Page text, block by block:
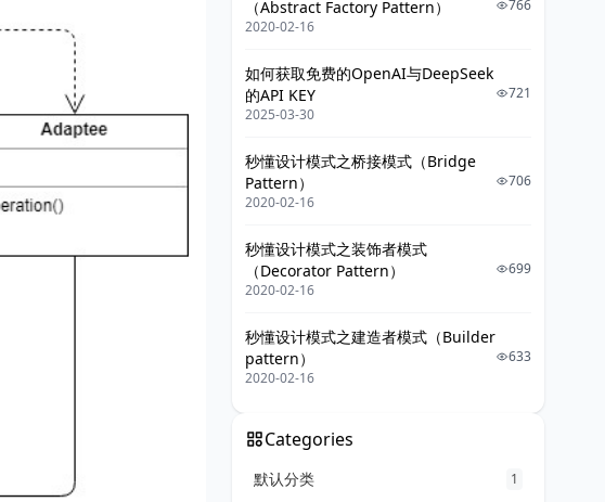
（Abstract Factory Pattern）
2020-02-16
766
如何获取免费的OpenAI与DeepSeek
的API KEY
2025-03-30
721
秒懂设计模式之桥接模式（Bridge
Pattern）
2020-02-16
706
秒懂设计模式之装饰者模式
（Decorator Pattern）
2020-02-16
699
秒懂设计模式之建造者模式（Builder
pattern）
2020-02-16
633
Categories
默认分类 1